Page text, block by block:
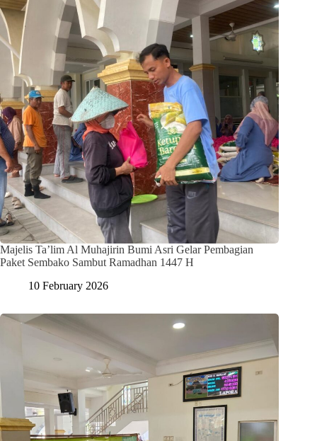
Majelis Ta’lim Al Muhajirin Bumi Asri Gelar Pembagian
Paket Sembako Sambut Ramadhan 1447 H
10 February 2026